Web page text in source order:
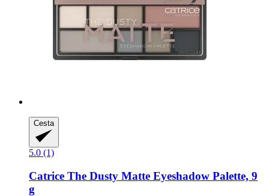
Cesta
5.0 (1)
Catrice The Dusty Matte Eyeshadow Palette, 9
g